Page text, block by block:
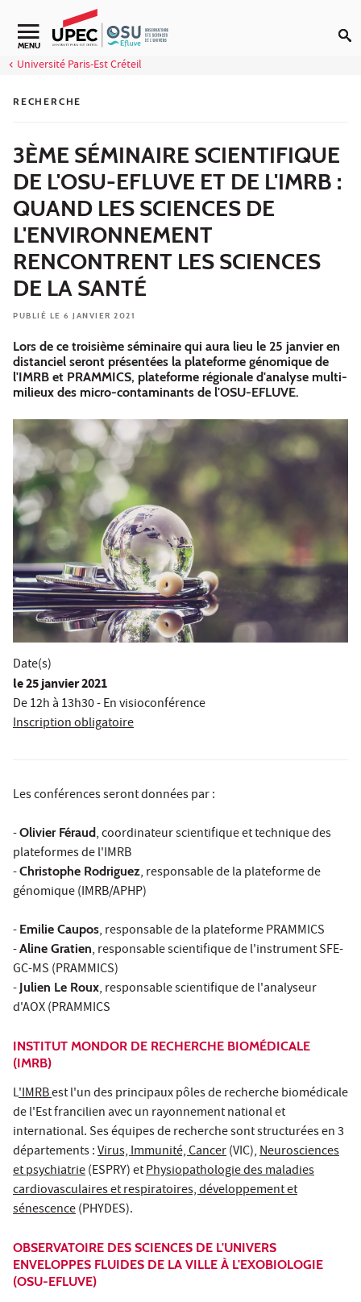
Aller au contenu
Navigation secondaire
MENU
Université Paris-Est Créteil
RECHERCHE
3ÈME SÉMINAIRE SCIENTIFIQUE
DE L'OSU-EFLUVE ET DE L'IMRB :
QUAND LES SCIENCES DE
L'ENVIRONNEMENT
RENCONTRENT LES SCIENCES
DE LA SANTÉ
PUBLIÉ LE 6 JANVIER 2021
Lors de ce troisième séminaire qui aura lieu le 25 janvier en
distanciel seront présentées la plateforme génomique de
l'IMRB et PRAMMICS, plateforme régionale d'analyse multi-
milieux des micro-contaminants de l'OSU-EFLUVE.
Date(s)
le25 janvier 2021
De 12h à 13h30 - En visioconférence
Inscription obligatoire
Les conférences seront données par :
-Olivier Féraud, coordinateur scientifique et technique des
plateformes de l'IMRB
-Christophe Rodriguez, responsable de la plateforme de
génomique (IMRB/APHP)
- Emilie Caupos, responsable de la plateforme PRAMMICS
-Aline Gratien, responsable scientifique de l'instrument SFE-
GC-MS (PRAMMICS)
- Julien Le Roux, responsable scientifique de l'analyseur
d'AOX (PRAMMICS
INSTITUT MONDOR DE RECHERCHE BIOMÉDICALE
(IMRB)
L'IMRBest l'un des principaux pôles de recherche biomédicale
de l'Est francilien avec un rayonnement national et
international. Ses équipes de recherche sont structurées en 3
départements :Virus, Immunité, Cancer(VIC),Neurosciences
et psychiatrie(ESPRY) etPhysiopathologie des maladies
cardiovasculaires et respiratoires, développement et
sénescence(PHYDES).
OBSERVATOIRE DES SCIENCES DE L'UNIVERS
ENVELOPPES FLUIDES DE LA VILLE À L'EXOBIOLOGIE
(OSU-EFLUVE)